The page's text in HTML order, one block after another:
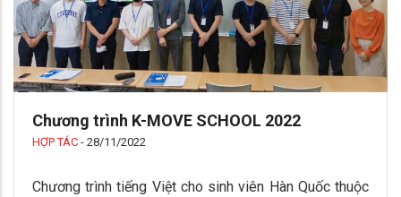
Chương trình K-MOVE SCHOOL 2022
HỢP TÁC - 28/11/2022
Chương trình tiếng Việt cho sinh viên Hàn Quốc thuộc